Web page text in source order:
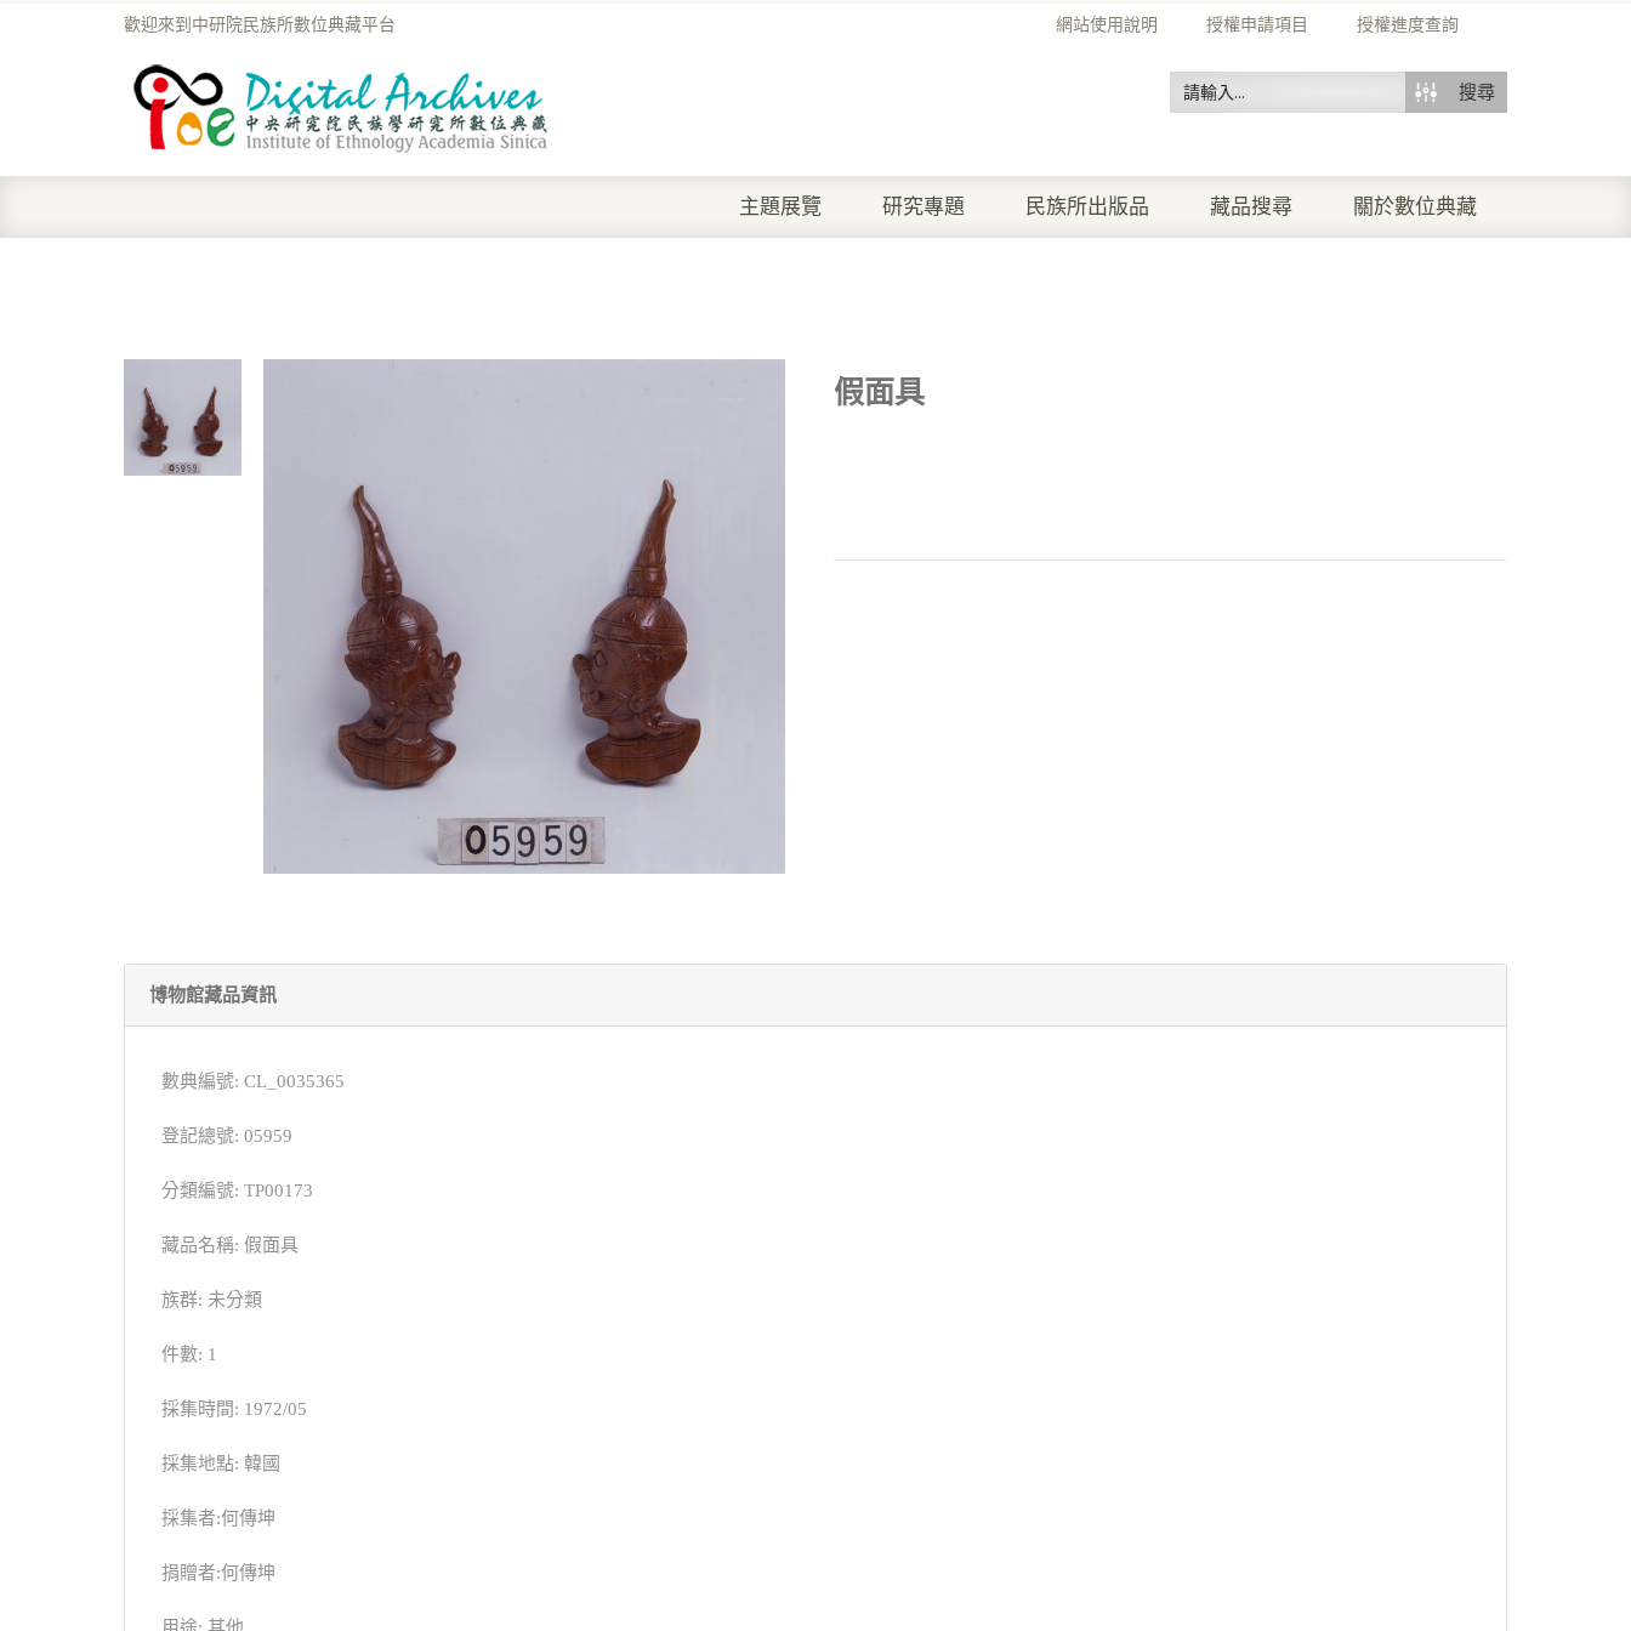
網站使用說明 授權申請項目 授權進度查詢
歡迎來到中研院民族所數位典藏平台
搜尋
主題展覽 研究專題 民族所出版品 藏品搜尋 關於數位典藏
假面具
博物館藏品資訊
數典編號: CL_0035365
登記總號: 05959
分類編號: TP00173
藏品名稱: 假面具
族群: 未分類
件數: 1
採集時間: 1972/05
採集地點: 韓國
採集者:何傳坤
捐贈者:何傳坤